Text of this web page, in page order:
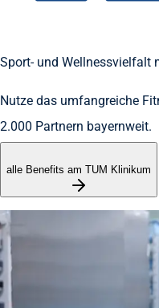
Sport- und Wellnessvielfalt
Nutze das umfangreiche
2.000 Partnern bayernweit.
alle Benefits am TUM Klinikum
Um unsere
bestmöglichst zu
Hand. Ich schätze
übernehme gerne